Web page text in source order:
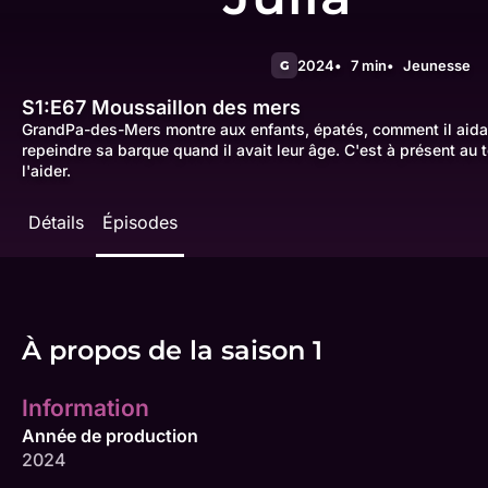
G 2024 7 min Jeunesse
S1:E67 Moussaillon des mers
GrandPa-des-Mers montre aux enfants, épatés, comment il
repeindre sa barque quand il avait leur âge. C'est à présent au
l'aider.
Détails Épisodes
À propos de la saison 1
Information
Année de production
2024